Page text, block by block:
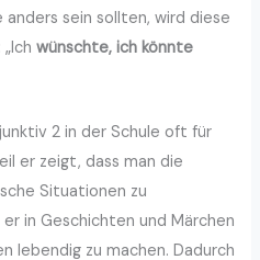
sein sollten, wird diese
„Ichwünschte, ich könnte
2 in der Schule oft für
er zeigt, dass man die
Situationen zu
in Geschichten und Märchen
lebendig zu machen. Dadurch